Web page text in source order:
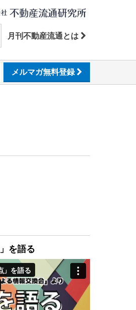
月刊不動産流通とは
メルマガ無料登録
を語る